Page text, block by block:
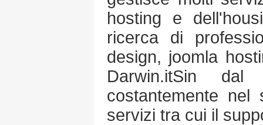
hosting e
ricerca di
design, joomla
Darwin.itSin
costantemente nel
servizi tra cui il